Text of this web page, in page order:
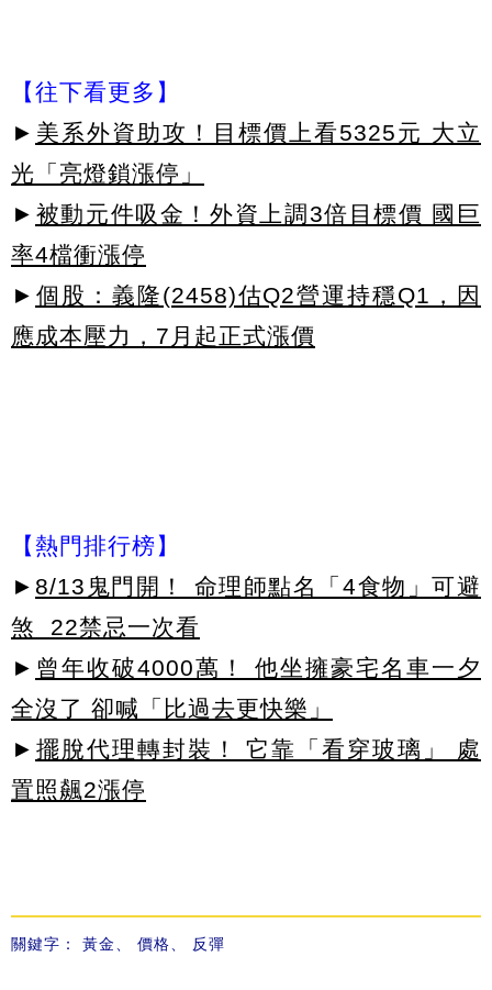
【往下看更多】
► 美系外資助攻！目標價上看5325元 大立
光「亮燈鎖漲停」
► 被動元件吸金！外資上調3倍目標價 國巨
率4檔衝漲停
► 個股：義隆(2458)估Q2營運持穩Q1，因
應成本壓力，7月起正式漲價
【熱門排行榜】
► 8/13鬼門開！ 命理師點名「4食物」可避
煞 22禁忌一次看
► 曾年收破4000萬！ 他坐擁豪宅名車一夕
全沒了 卻喊「比過去更快樂」
► 擺脫代理轉封裝！ 它靠「看穿玻璃」 處
置照飆2漲停
關鍵字： 黃金、 價格、 反彈